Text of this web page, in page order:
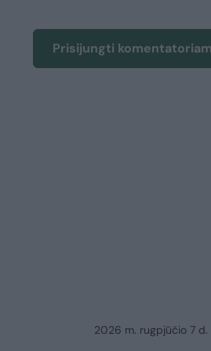
Prisijungti
2026 m. rugpjūčio 7 d.